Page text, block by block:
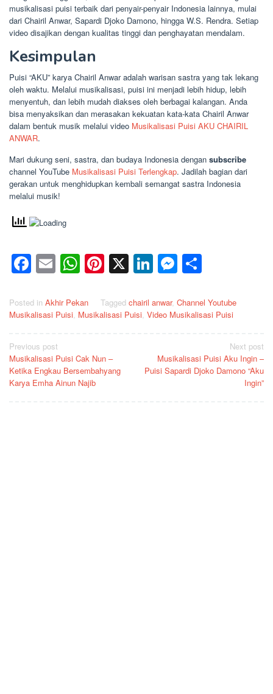
musikalisasi puisi terbaik dari penyair-penyair Indonesia lainnya, mulai
dari Chairil Anwar, Sapardi Djoko Damono, hingga W.S. Rendra. Setiap
video disajikan dengan kualitas tinggi dan penghayatan mendalam.
Kesimpulan
Puisi “AKU” karya Chairil Anwar adalah warisan sastra yang tak lekang
oleh waktu. Melalui musikalisasi, puisi ini menjadi lebih hidup, lebih
menyentuh, dan lebih mudah diakses oleh berbagai kalangan. Anda
bisa menyaksikan dan merasakan kekuatan kata-kata Chairil Anwar
dalam bentuk musik melalui video Musikalisasi Puisi AKU CHAIRIL
ANWAR.
Mari dukung seni, sastra, dan budaya Indonesia dengan subscribe
channel YouTube Musikalisasi Puisi Terlengkap. Jadilah bagian dari
gerakan untuk menghidupkan kembali semangat sastra Indonesia
melalui musik!
Facebook
EmailWhatsApp
Pinterest
X LinkedIn
Posted in Akhir Pekan Tagged chairil anwar, Channel Youtube
Musikalisasi Puisi, Musikalisasi Puisi, Video Musikalisasi Puisi
Post
navigation
Previous post
Musikalisasi Puisi Cak Nun –
Ketika Engkau Bersembahyang
Karya Emha Ainun Najib
Next post
Musikalisasi Puisi Aku Ingin –
Puisi Sapardi Djoko Damono “Aku
Ingin”